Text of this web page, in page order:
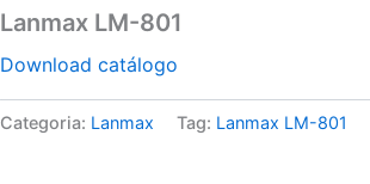
Lanmax LM-801
Download catálogo
Categoria: Lanmax Tag: Lanmax LM-801